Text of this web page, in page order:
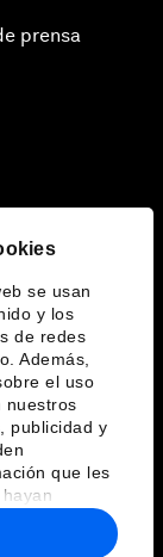
se usan
y los
de redes
Además,
el uso
nuestros
publicidad y
que les
haya
prensa